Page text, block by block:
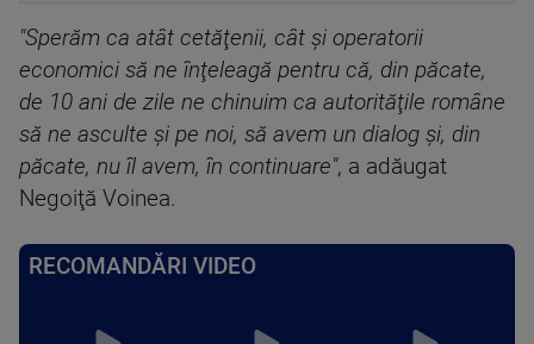
"Sperăm ca atât cetăţenii, cât şi operatorii
economici să ne înţeleagă pentru că, din păcate,
de 10 ani de zile ne chinuim ca autorităţile române
să ne asculte şi pe noi, să avem un dialog şi, din
păcate, nu îl avem, în continuare", a adăugat
Negoiţă Voinea.
RECOMANDĂRI VIDEO